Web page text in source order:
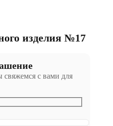
изделия №17
с вами для